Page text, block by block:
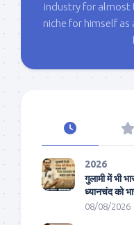
industry for almost
niche for himself
2026
गुलामी में भी
ध्यानचंद को
08/08/2026